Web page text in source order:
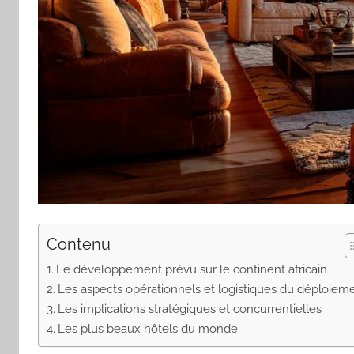
Contenu
Le développement prévu sur le continent africain
Les aspects opérationnels et logistiques du
Les implications stratégiques et concurrentielles
Les plus beaux hôtels du monde